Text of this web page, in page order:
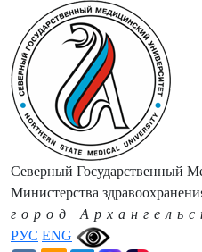
РУС ENG
Северный Государственный
Министерства
город